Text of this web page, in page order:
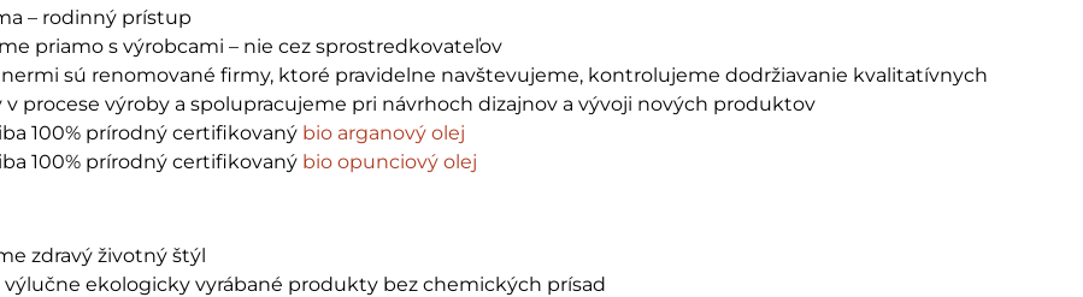
– rodinný prístup
priamo s výrobcami – nie cez sprostredkovateľov
sú renomované firmy, ktoré pravidelne navštevujeme, kontrolujeme dodržiavanie kvalitatívnych
v procese výroby a spolupracujeme pri návrhoch dizajnov a vývoji nových produktov
100% prírodný certifikovaný bio arganový olej
100% prírodný certifikovaný bio opunciový olej
zdravý životný štýl
ekologicky vyrábané produkty bez chemických prísad